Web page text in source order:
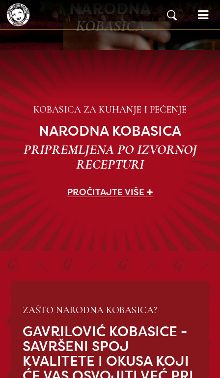
Skip to content
Main Navigation
NARODNA
KOBASICA
KOBASICA ZA KUHANJE I PEČENJE
NARODNA KOBASICA
PRIPREMLJENA PO IZVORNOJ
RECEPTURI
PROČITAJTE VIŠE
ZAŠTO NARODNA KOBASICA?
GAVRILOVIĆ KOBASICE -
SAVRŠENI SPOJ
KVALITETE I OKUSA KOJI